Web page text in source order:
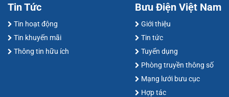
Tin Tức
Tin hoạt động
Tin khuyến mãi
Thông tin hữu ích
Bưu Điện Việt Nam
Giới thiệu
Tin tức
Tuyển dụng
Phòng truyền thông số
Mạng lưới bưu cục
Hợp tác